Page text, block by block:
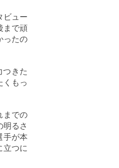
ビュー
まで頑
ったの
つきた
くもっ
までの
明るさ
手が本
立つに